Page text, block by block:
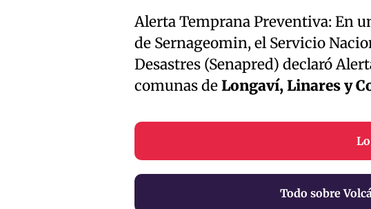
Alerta Temprana Preventiva: En
de Sernageomin, el Servicio
Desastres (Senapred) declaró
comunas deLongaví, Linares y
Todo sobre